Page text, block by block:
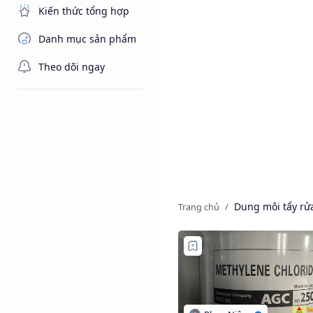
Kiến thức tổng hợp
Danh mục sản phẩm
Theo dõi ngay
Dung môi tẩy